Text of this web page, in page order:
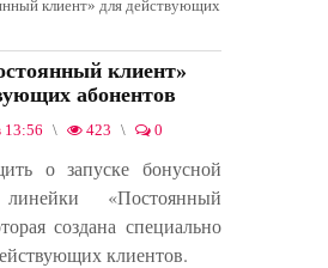
клиент» для действующих
клиент»
абонентов
13:56 423
0
о запуске бонусной
«Постоянный
создана специально
клиентов.